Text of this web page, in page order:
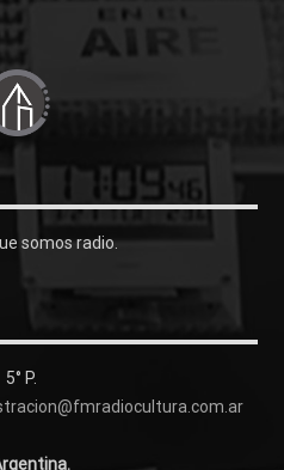
somos radio.
P.